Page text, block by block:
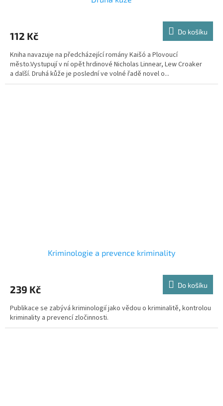
112 Kč Do košíku
Kniha navazuje na předcházející romány Kaišó a Plovoucí
město.Vystupují v ní opět hrdinové Nicholas Linnear, Lew Croaker
a další. Druhá kůže je poslední ve volné řadě novel o...
Kriminologie a prevence kriminality
239 Kč Do košíku
Publikace se zabývá kriminologií jako vědou o kriminalitě, kontrolou
kriminality a prevencí zločinnosti.